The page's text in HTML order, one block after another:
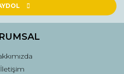
bilgiler bulunuyor.
daha pahalı.
İletişim